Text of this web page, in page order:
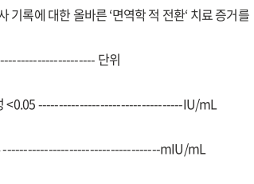
기록에 대한 올바른 ‘면역학 적 전환‘ 치료 증거를
단위
<0.05 -----------------------------------IU/mL
mIU/mL